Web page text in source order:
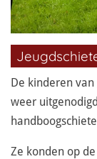
De kinderen
weer
Ze konden op